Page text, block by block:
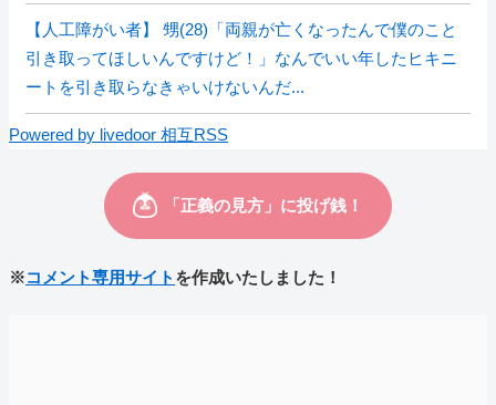
【人工障がい者】 甥(28)「両親が亡くなったんで僕のこと
引き取ってほしいんですけど！」なんでいい年したヒキニ
ートを引き取らなきゃいけないんだ...
Powered by livedoor 相互RSS
※コメント専用サイト を作成いたしました！